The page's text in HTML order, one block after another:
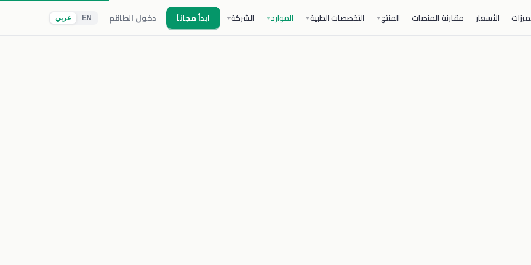
الأسعار مقارنة المنصات المنتج التخصصات الطبية الموارد الشركة EN عربي دخول الطاقم ابدأ مجاناً